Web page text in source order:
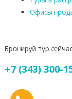
Офисы
Бронируй тур
+7 (343) 300-